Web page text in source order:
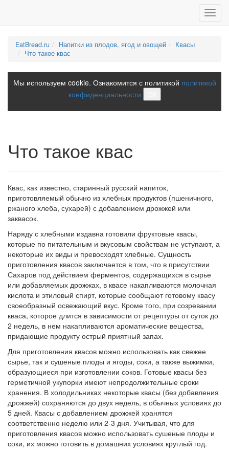
EatBread.ru Напитки из плодов, ягод и овощей
Квасы
Что такое квас
Мы используем cookie. Ознакомится с политикой политикой
конфиденциальности
Что такое квас
Квас, как известно, старинный русский напиток,
приготовляемый обычно из хлебных продуктов (пшеничного,
ржаного хлеба, сухарей) с добавлением дрожжей или
заквасок.
Наряду с хлебными издавна готовили фруктовые квасы,
которые по питательным и вкусовым свойствам не уступают, а
некоторые их виды и превосходят хлебные. Сущность
приготовления квасов заключается в том, что в присутствии
Сахаров под действием ферментов, содержащихся в сырье
или добавляемых дрожжах, в квасе накапливаются молочная
кислота и этиловый спирт, которые сообщают готовому квасу
своеобразный освежающий вкус. Кроме того, при созревании
кваса, которое длится в зависимости от рецептуры от суток до
2 недель, в нем накапливаются ароматические вещества,
придающие продукту острый приятный запах.
Для приготовления квасов можно использовать как свежее
сырье, так и сушеные плоды и ягоды, соки, а также выжимки,
образующиеся при изготовлении соков. Готовые квасы без
герметичной укупорки имеют непродолжительные сроки
хранения. В холодильниках некоторые квасы (без добавления
дрожжей) сохраняются до двух недель, в обычных условиях до
5 дней. Квасы с добавлением дрожжей хранятся
соответственно неделю или 2-3 дня. Учитывая, что для
приготовления квасов можно использовать сушеные плоды и
соки, их можно готовить в домашних условиях круглый год.